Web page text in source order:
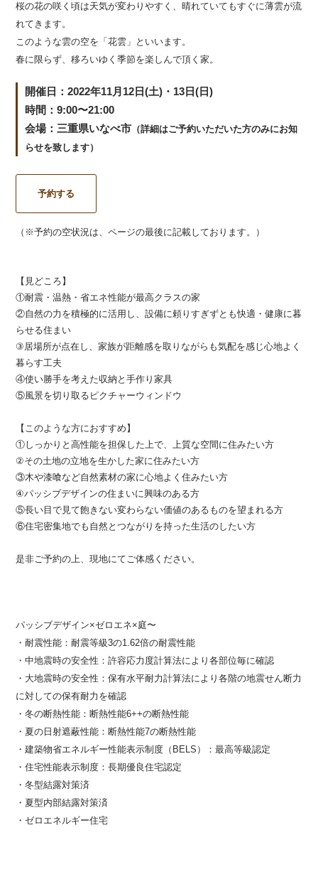
桜の花の咲く頃は天気が変わりやすく、晴れていてもすぐに薄雲が流
れてきます。
このような雲の空を「花雲」といいます。
春に限らず、移ろいゆく季節を楽しんで頂く家。
開催日：2022年11月12日(土)・13日(日)
時間：9:00〜21:00
会場：三重県いなべ市 （詳細はご予約いただいた方のみにお知
らせを致します）
予約する
（※予約の空状況は、ページの最後に記載しております。）
【見どころ】
①耐震・温熱・省エネ性能が最高クラスの家
②自然の力を積極的に活用し、設備に頼りすぎずとも快適・健康に暮
らせる住まい
③居場所が点在し、家族が距離感を取りながらも気配を感じ心地よく
暮らす工夫
④使い勝手を考えた収納と手作り家具
⑤風景を切り取るピクチャーウィンドウ
【このような方におすすめ】
①しっかりと高性能を担保した上で、上質な空間に住みたい方
②その土地の立地を生かした家に住みたい方
③木や漆喰など自然素材の家に心地よく住みたい方
④パッシブデザインの住まいに興味のある方
⑤長い目で見て飽きない変わらない価値のあるものを望まれる方
⑥住宅密集地でも自然とつながりを持った生活のしたい方
是非ご予約の上、現地にてご体感ください。
パッシブデザイン×ゼロエネ×庭〜
・耐震性能：耐震等級3の1.62倍の耐震性能
・中地震時の安全性：許容応力度計算法により各部位毎に確認
・大地震時の安全性：保有水平耐力計算法により各階の地震せん断力
に対しての保有耐力を確認
・冬の断熱性能：断熱性能6++の断熱性能
・夏の日射遮蔽性能：断熱性能7の断熱性能
・建築物省エネルギー性能表示制度（BELS）：最高等級認定
・住宅性能表示制度：長期優良住宅認定
・冬型結露対策済
・夏型内部結露対策済
・ゼロエネルギー住宅